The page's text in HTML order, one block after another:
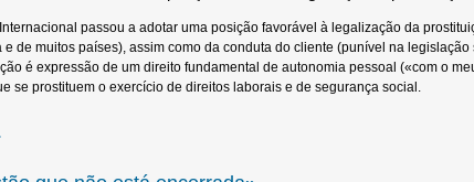
passou a adotar uma posição favorável à legalização da
e de muitos países), assim como da conduta do cliente (punível na
é expressão de um direito fundamental de autonomia pessoal («com o
se prostituem o exercício de direitos laborais e de segurança social.